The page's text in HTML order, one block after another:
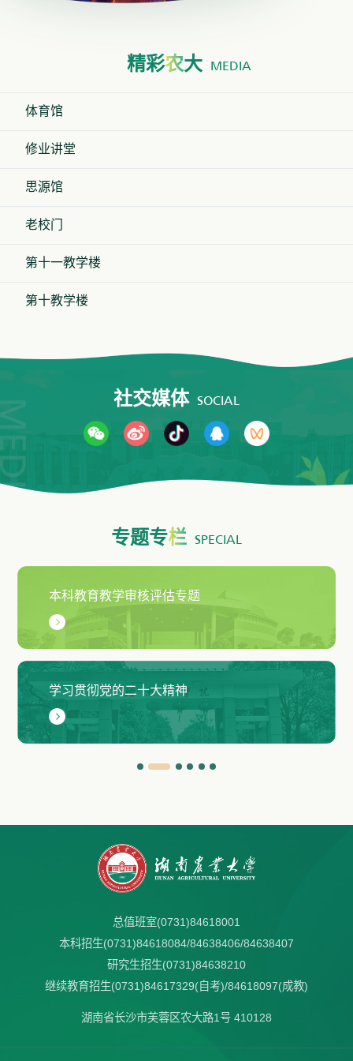
精彩农大 MEDIA
体育馆
修业讲堂
思源馆
老校门
第十一教学楼
第十教学楼
社交媒体 SOCIAL
专题专栏 SPECIAL
本科教育教学审核评估专题
学习贯彻党的二十大精神
总值班室(0731)84618001
本科招生(0731)84618084/84638406/84638407
研究生招生(0731)84638210
继续教育招生(0731)84617329(自考)/84618097(成教)
湖南省长沙市芙蓉区农大路1号 410128